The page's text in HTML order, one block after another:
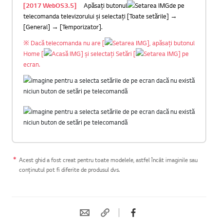
[2017 WebOS3.5]
Apăsați butonul
de pe
telecomanda televizorului și selectați [Toate setările] →
[General] → [Temporizator].
※ Dacă telecomanda nu are [
], apăsați butonul
Home [
] și selectați Setări [
] pe
ecran.
Acest ghid a fost creat pentru toate modelele, astfel încât imaginile sau
conținutul pot fi diferite de produsul dvs.